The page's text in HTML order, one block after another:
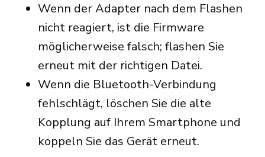
Wenn der Adapter nach dem Flashen
nicht reagiert, ist die Firmware
möglicherweise falsch; flashen Sie
erneut mit der richtigen Datei.
Wenn die Bluetooth-Verbindung
fehlschlägt, löschen Sie die alte
Kopplung auf Ihrem Smartphone und
koppeln Sie das Gerät erneut.